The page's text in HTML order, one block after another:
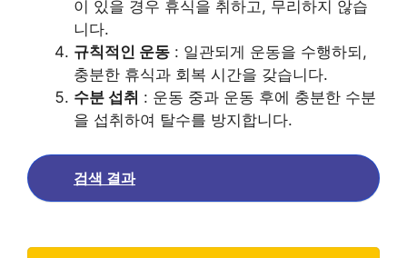
이 있을 경우 휴식을 취하고, 무리하지 않습
니다.
규칙적인 운동 : 일관되게 운동을 수행하되,
충분한 휴식과 회복 시간을 갖습니다.
수분 섭취 : 운동 중과 운동 후에 충분한 수분
을 섭취하여 탈수를 방지합니다.
검색 결과